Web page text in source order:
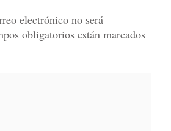
electrónico no será
obligatorios están marcados